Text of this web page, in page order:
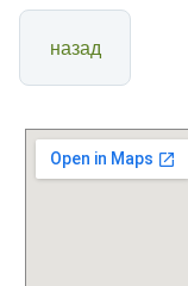
назад